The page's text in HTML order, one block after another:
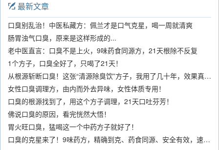
最新文章
口臭别乱治！中医私藏方：佩兰才是口气克星，喝一周就清爽
肠胃浊气口臭，原来是这样形成的...
老中医直言：口臭不是上火，9味药食同源方，21天根除不反复
1个方子，口臭全好了，只喝了21天！
从根源斩断口臭！这张“清源除臭饮”方子，我用了几十年，效果真不错
女性口臭调理方，由内而外去异味，女性体质专用！
口臭的根源找到了，用这个方子调理，21天口吐芬芳！
佛说口臭的原因，看完恍然大悟！
胃火旺口臭，猛喝这一个中药方子就好了！
口臭的克星来了！9味药方，精确到克、药食同源、安全有效，速看！